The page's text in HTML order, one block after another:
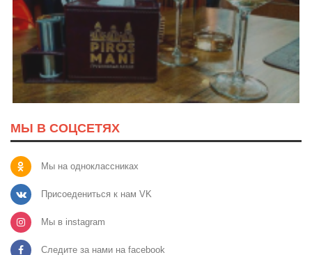
МЫ В СОЦСЕТЯХ
Мы на одноклассниках
Присоедениться к нам VK
Мы в instagram
Следите за нами на facebook